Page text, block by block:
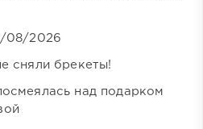
08/2026
сняли брекеты!
над подарком